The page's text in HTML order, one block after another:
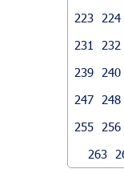
223
224
231
232
239
240
247
248
255
256
263